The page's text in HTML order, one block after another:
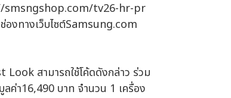
smsngshop.com/tv26-hr-pr
องทางเว็บไซต์Samsung.com
สามารถใช้โค้ดดังกล่าว ร่วม
ค่า16,490 บาท จำนวน 1 เครื่อง